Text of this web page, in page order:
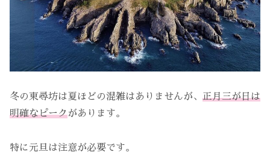
冬の東尋坊は夏ほどの混雑はありませんが、 正月三が日は
明確なピークがあります。
特に元旦は注意が必要です。